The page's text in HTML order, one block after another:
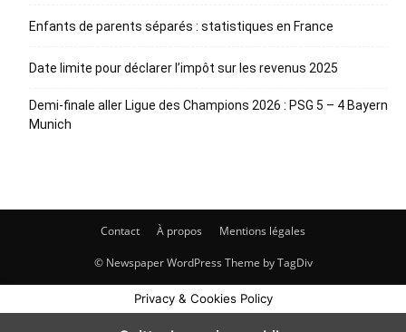
Enfants de parents séparés : statistiques en France
Date limite pour déclarer l’impôt sur les revenus 2025
Demi-finale aller Ligue des Champions 2026 : PSG 5 – 4 Bayern
Munich
Contact À propos Mentions légales
© Newspaper WordPress Theme by TagDiv
Privacy & Cookies Policy